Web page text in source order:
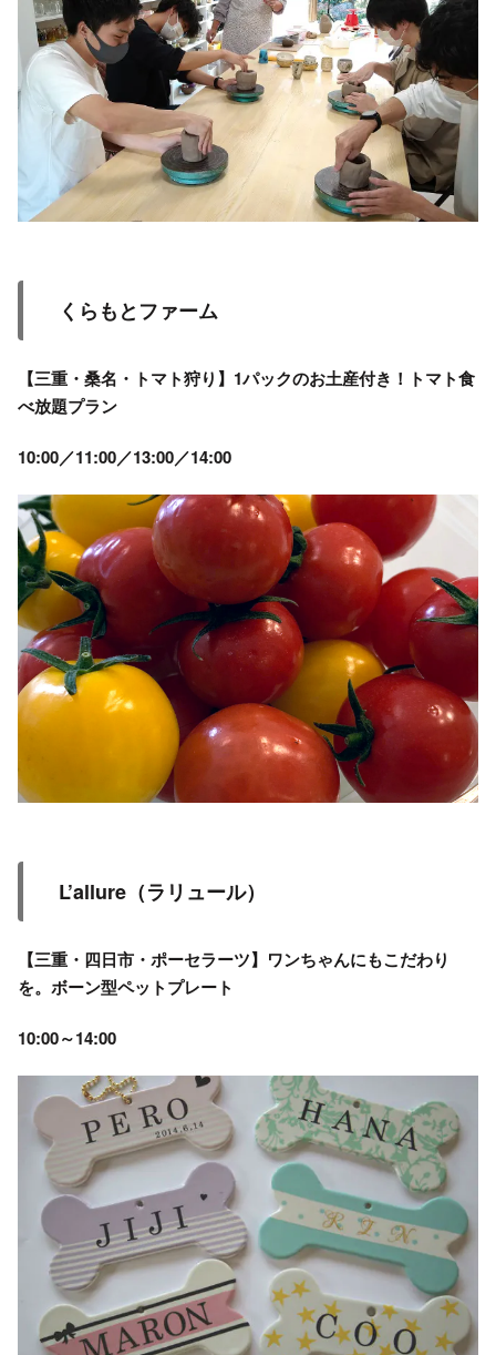
くらもとファーム
【三重・桑名・トマト狩り】1パックのお土産付き！トマト食
べ放題プラン
10:00／11:00／13:00／14:00
L’allure（ラリュール）
【三重・四日市・ポーセラーツ】ワンちゃんにもこだわり
を。ボーン型ペットプレート
10:00～14:00